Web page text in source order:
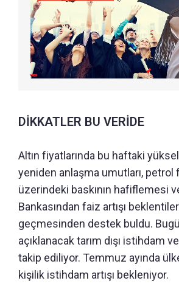
DİKKATLER BU VERİDE
Altın fiyatlarında bu haftaki
yeniden anlaşma umutları, petrol
üzerindeki baskının hafiflemesi
Bankasından faiz artışı
geçmesinden destek buldu.
açıklanacak tarım dışı istihdam
takip ediliyor. Temmuz ayında
kişilik istihdam artışı bekleniyor.